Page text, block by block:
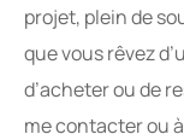
projet, plein de
que vous rêvez
d’acheter ou de
me contacter ou